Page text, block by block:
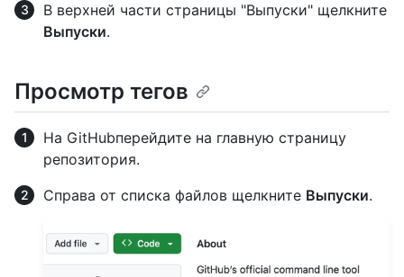
В верхней части страницы "Выпуски" щелкните
Выпуски.
Просмотр тегов
На GitHubперейдите на главную страницу
репозитория.
Справа от списка файлов щелкните Выпуски.